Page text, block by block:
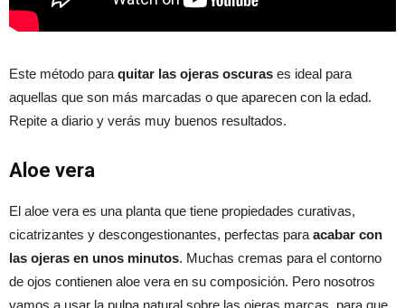
Este método para quitar las ojeras oscuras es ideal para
aquellas que son más marcadas o que aparecen con la edad.
Repite a diario y verás muy buenos resultados.
Aloe vera
El aloe vera es una planta que tiene propiedades curativas,
cicatrizantes y descongestionantes, perfectas para acabar con
las ojeras en unos minutos. Muchas cremas para el contorno
de ojos contienen aloe vera en su composición. Pero nosotros
vamos a usar la pulpa natural sobre las ojeras marcas, para que